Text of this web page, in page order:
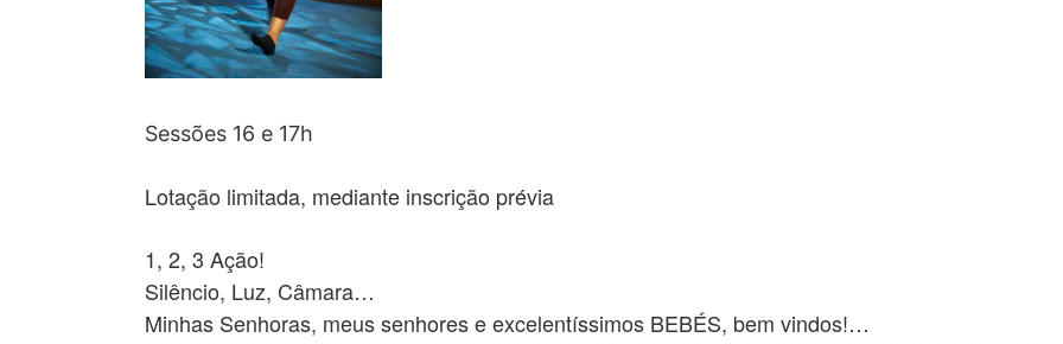
Sessões 16 e 17h
Lotação limitada, mediante inscrição prévia
1, 2, 3 Ação!
Silêncio, Luz, Câmara…
Minhas Senhoras, meus senhores e excelentíssimos BEBÉS, bem vindos!…